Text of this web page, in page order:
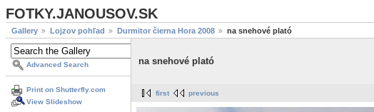
FOTKY.JANOUSOV.SK
Gallery Lojzov pohľad Durmitor čierna Hora 2008 na snehové plató
Advanced Search
Print on Shutterfly.com
View Slideshow
na snehové plató
first previous